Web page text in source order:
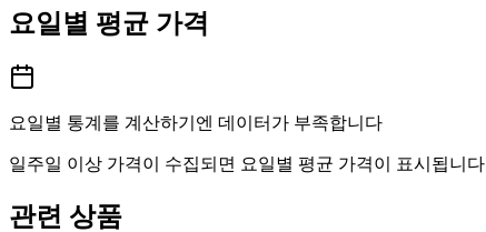
요일별 평균 가격
요일별 통계를 계산하기엔 데이터가 부족합니다
일주일 이상 가격이 수집되면 요일별 평균 가격이 표시됩니다
관련 상품